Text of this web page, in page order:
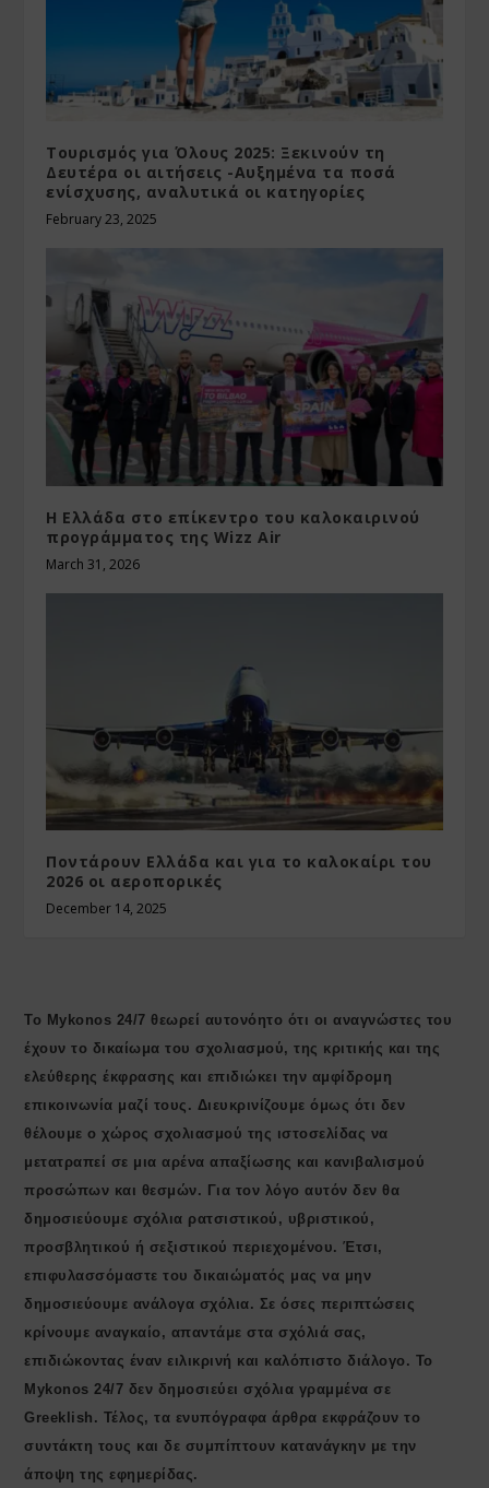
Τουρισμός για Όλους 2025: Ξεκινούν τη
Δευτέρα οι αιτήσεις -Αυξημένα τα ποσά
ενίσχυσης, αναλυτικά οι κατηγορίες
February 23, 2025
Η Ελλάδα στο επίκεντρο του καλοκαιρινού
προγράμματος της Wizz Air
March 31, 2026
Ποντάρουν Ελλάδα και για το καλοκαίρι του
2026 οι αεροπορικές
December 14, 2025
Το Mykonos 24/7 θεωρεί αυτονόητο ότι οι αναγνώστες του
έχουν το δικαίωμα του σχολιασμού, της κριτικής και της
ελεύθερης έκφρασης και επιδιώκει την αμφίδρομη
επικοινωνία μαζί τους. Διευκρινίζουμε όμως ότι δεν
θέλουμε ο χώρος σχολιασμού της ιστοσελίδας να
μετατραπεί σε μια αρένα απαξίωσης και κανιβαλισμού
προσώπων και θεσμών. Για τον λόγο αυτόν δεν θα
δημοσιεύουμε σχόλια ρατσιστικού, υβριστικού,
προσβλητικού ή σεξιστικού περιεχομένου. Έτσι,
επιφυλασσόμαστε του δικαιώματός μας να μην
δημοσιεύουμε ανάλογα σχόλια. Σε όσες περιπτώσεις
κρίνουμε αναγκαίο, απαντάμε στα σχόλιά σας,
επιδιώκοντας έναν ειλικρινή και καλόπιστο διάλογο. Το
Μykonos 24/7 δεν δημοσιεύει σχόλια γραμμένα σε
Greeklish. Τέλος, τα ενυπόγραφα άρθρα εκφράζουν το
συντάκτη τους και δε συμπίπτουν κατανάγκην με την
άποψη της εφημερίδας.